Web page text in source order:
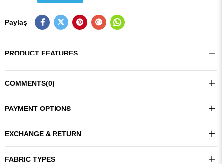
Paylaş
PRODUCT FEATURES
COMMENTS(0)
PAYMENT OPTIONS
EXCHANGE & RETURN
FABRIC TYPES